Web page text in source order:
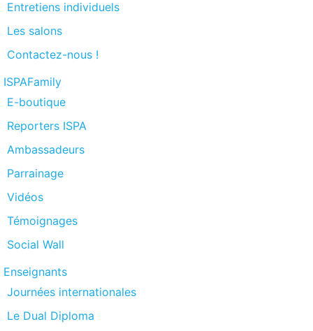
Entretiens individuels
Les salons
Contactez-nous !
ISPAFamily
E-boutique
Reporters ISPA
Ambassadeurs
Parrainage
Vidéos
Témoignages
Social Wall
Enseignants
Journées internationales
Le Dual Diploma